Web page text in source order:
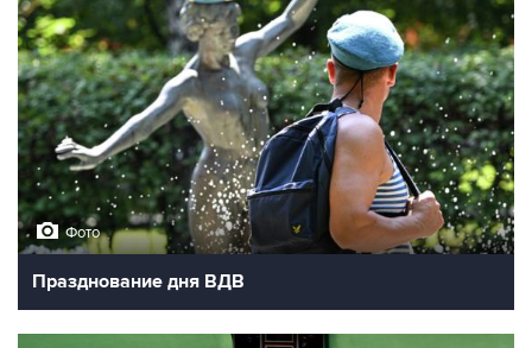
Фото
Празднование дня ВДВ